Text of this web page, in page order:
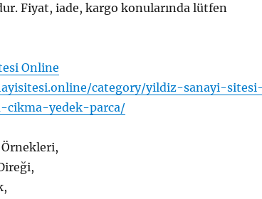
Fiyat, iade, kargo konularında lütfen
Online
category/yildiz-sanayi-
cikma-yedek-parca/
Örnekleri,